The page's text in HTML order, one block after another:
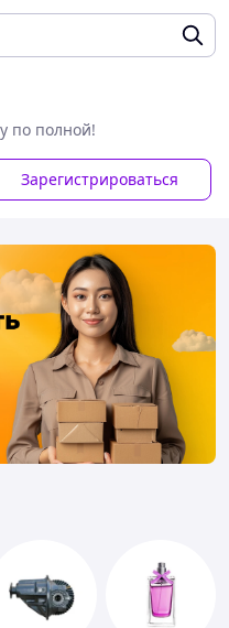
по полной!
Зарегистрироваться